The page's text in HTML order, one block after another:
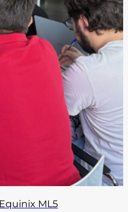
Core DC
ML2
Avalon Campus
Mediterra PMO 01
IT3
Equinix ML5